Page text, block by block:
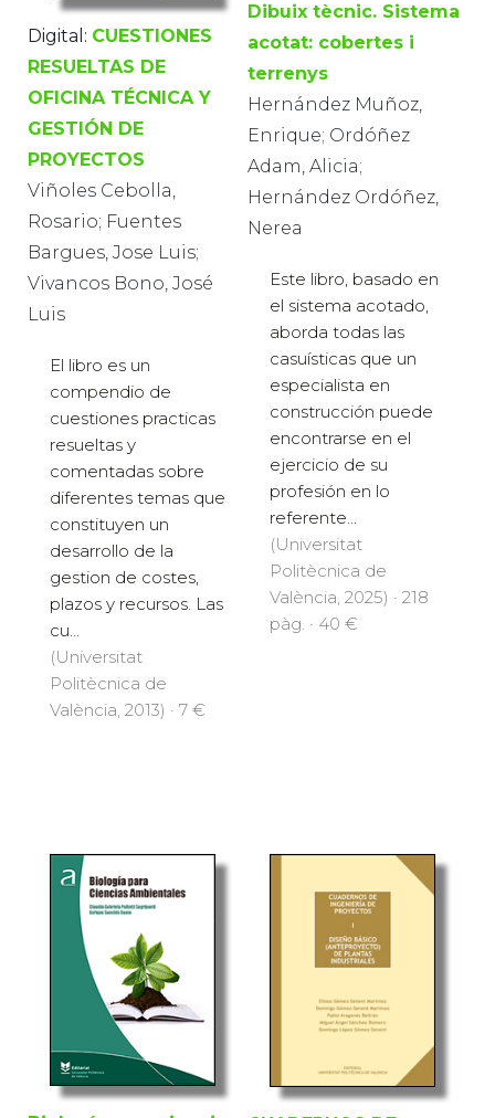
Digital: CUESTIONES
RESUELTAS DE
OFICINA TÉCNICA Y
GESTIÓN DE
PROYECTOS
Viñoles Cebolla,
Rosario; Fuentes
Bargues, Jose Luis;
Vivancos Bono, José
Luis
El libro es un
compendio de
cuestiones practicas
resueltas y
comentadas sobre
diferentes temas que
constituyen un
desarrollo de la
gestion de costes,
plazos y recursos. Las
cu...
(Universitat
Politècnica de
València, 2013) · 7 €
Dibuix tècnic. Sistema
acotat: cobertes i
terrenys
Hernández Muñoz,
Enrique; Ordóñez
Adam, Alicia;
Hernández Ordóñez,
Nerea
Este libro, basado en
el sistema acotado,
aborda todas las
casuísticas que un
especialista en
construcción puede
encontrarse en el
ejercicio de su
profesión en lo
referente...
(Universitat
Politècnica de
València, 2025) · 218
pàg. · 40 €